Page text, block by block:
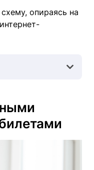
опираясь на